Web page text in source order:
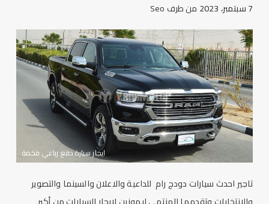
7 سبتمبر، 2023 من طرف Seo
ايجار سيارة دفع رباعي فخمة
تاجير احدث سيارات دودج رام للداعية والاعلان والسينما والتصوير